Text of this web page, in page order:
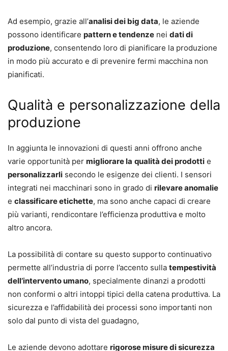
Ad esempio, grazie all’analisi dei big data, le aziende
possono identificare pattern e tendenze nei dati di
produzione, consentendo loro di pianificare la produzione
in modo più accurato e di prevenire fermi macchina non
pianificati.
Qualità e personalizzazione della
produzione
In aggiunta le innovazioni di questi anni offrono anche
varie opportunità per migliorare la qualità dei prodotti e
personalizzarli secondo le esigenze dei clienti. I sensori
integrati nei macchinari sono in grado di rilevare anomalie
e classificare etichette, ma sono anche capaci di creare
più varianti, rendicontare l’efficienza produttiva e molto
altro ancora.
La possibilità di contare su questo supporto continuativo
permette all’industria di porre l’accento sulla tempestività
dell’intervento umano, specialmente dinanzi a prodotti
non conformi o altri intoppi tipici della catena produttiva. La
sicurezza e l’affidabilità dei processi sono importanti non
solo dal punto di vista del guadagno,
Le aziende devono adottare rigorose misure di sicurezza